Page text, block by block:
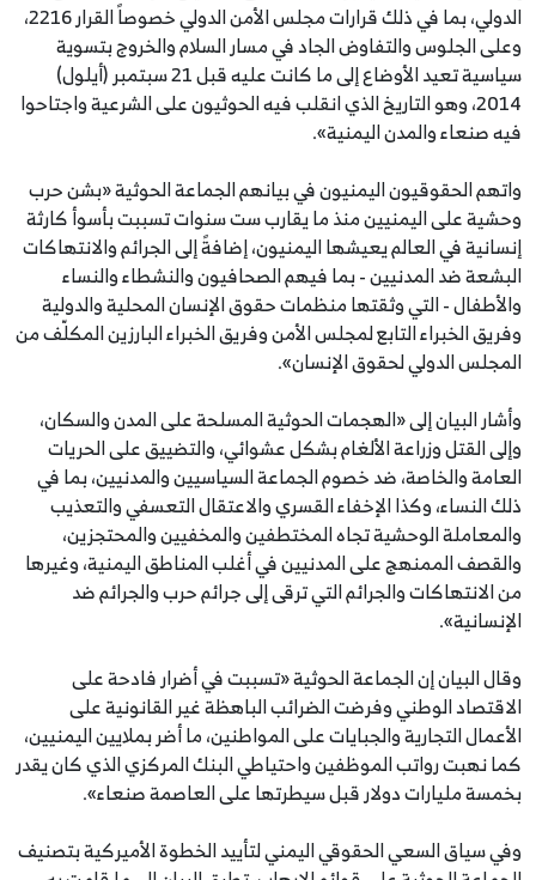
الدولي، بما في ذلك قرارات مجلس الأمن الدولي خصوصاً القرار 2216،
وعلى الجلوس والتفاوض الجاد في مسار السلام والخروج بتسوية
سياسية تعيد الأوضاع إلى ما كانت عليه قبل 21 سبتمبر (أيلول)
2014، وهو التاريخ الذي انقلب فيه الحوثيون على الشرعية واجتاحوا
فيه صنعاء والمدن اليمنية».
واتهم الحقوقيون اليمنيون في بيانهم الجماعة الحوثية «بشن حرب
وحشية على اليمنيين منذ ما يقارب ست سنوات تسببت بأسوأ كارثة
إنسانية في العالم يعيشها اليمنيون، إضافةً إلى الجرائم والانتهاكات
البشعة ضد المدنيين - بما فيهم الصحافيون والنشطاء والنساء
والأطفال - التي وثقتها منظمات حقوق الإنسان المحلية والدولية
وفريق الخبراء التابع لمجلس الأمن وفريق الخبراء البارزين المكلّف من
المجلس الدولي لحقوق الإنسان».
وأشار البيان إلى «الهجمات الحوثية المسلحة على المدن والسكان،
وإلى القتل وزراعة الألغام بشكل عشوائي، والتضييق على الحريات
العامة والخاصة، ضد خصوم الجماعة السياسيين والمدنيين، بما في
ذلك النساء، وكذا الإخفاء القسري والاعتقال التعسفي والتعذيب
والمعاملة الوحشية تجاه المختطفين والمخفيين والمحتجزين،
والقصف الممنهج على المدنيين في أغلب المناطق اليمنية، وغيرها
من الانتهاكات والجرائم التي ترقى إلى جرائم حرب والجرائم ضد
الإنسانية».
وقال البيان إن الجماعة الحوثية «تسببت في أضرار فادحة على
الاقتصاد الوطني وفرضت الضرائب الباهظة غير القانونية على
الأعمال التجارية والجبايات على المواطنين، ما أضر بملايين اليمنيين،
كما نهبت رواتب الموظفين واحتياطي البنك المركزي الذي كان يقدر
بخمسة مليارات دولار قبل سيطرتها على العاصمة صنعاء».
وفي سياق السعي الحقوقي اليمني لتأييد الخطوة الأميركية بتصنيف